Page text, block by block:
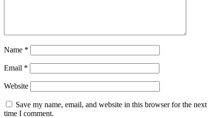
Name *
Email *
Website
Save my name, email, and website in this browser for the next
time I comment.